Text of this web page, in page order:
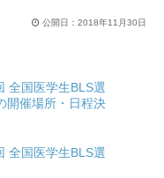
公開日： 2018年11月30日
全国医学生BLS選
催場所・日程決
全国医学生BLS選